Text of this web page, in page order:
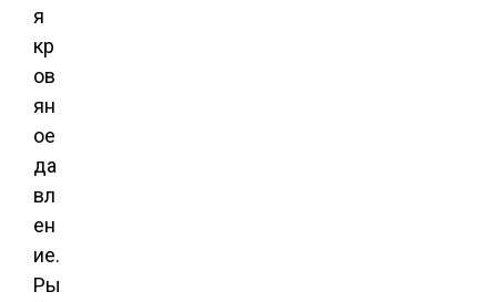
я
кр
ов
ян
ое
да
вл
ен
ие.
Ры